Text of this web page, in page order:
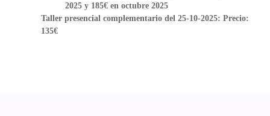
2025 y 185€ en octubre 2025
Taller presencial complementario del 25-10-2025: Precio:
135€